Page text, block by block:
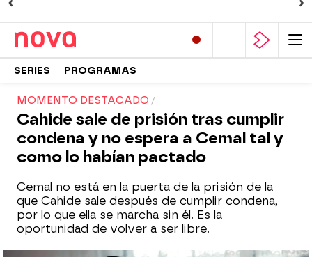
SERIES PROGRAMAS
MOMENTO DESTACADO
Cahide sale de prisión tras cumplir
condena y no espera a Cemal tal y
como lo habían pactado
Cemal no está en la puerta de la prisión de la
que Cahide sale después de cumplir condena,
por lo que ella se marcha sin él. Es la
oportunidad de volver a ser libre.